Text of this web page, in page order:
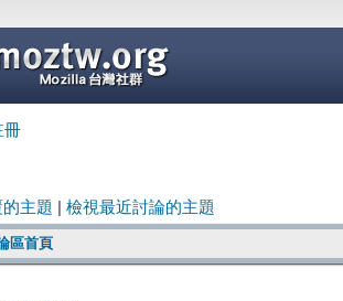
冊
主題 檢視最近討論的主題
區首頁